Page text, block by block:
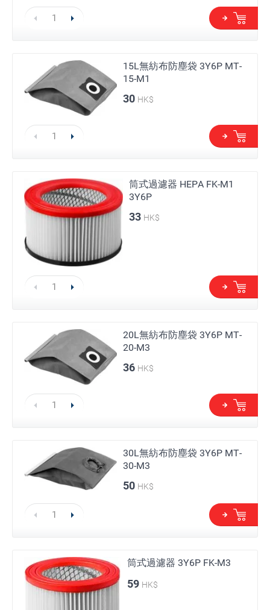
15L無紡布防塵袋 3Y6P MT-
15-M1
30 HK$
筒式過濾器 HEPA FK-M1
3Y6P
33 HK$
20L無紡布防塵袋 3Y6P MT-
20-M3
36 HK$
30L無紡布防塵袋 3Y6P MT-
30-M3
50 HK$
筒式過濾器 3Y6P FK-M3
59 HK$